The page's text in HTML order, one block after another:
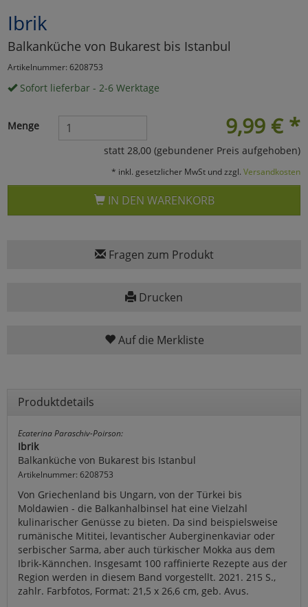
Ibrik
Balkanküche von Bukarest bis Istanbul
Artikelnummer: 6208753
Sofort lieferbar - 2-6 Werktage
9,99 € *
Menge
statt 28,00 (gebundener Preis aufgehoben)
* inkl. gesetzlicher MwSt und zzgl. Versandkosten
IN DEN WARENKORB
Fragen zum Produkt
Drucken
Auf die Merkliste
Produktdetails
Ecaterina Paraschiv-Poirson:
Ibrik
Balkanküche von Bukarest bis Istanbul
Artikelnummer: 6208753
Von Griechenland bis Ungarn, von der Türkei bis
Moldawien - die Balkanhalbinsel hat eine Vielzahl
kulinarischer Genüsse zu bieten. Da sind beispielsweise
rumänische Mititei, levantischer Auberginenkaviar oder
serbischer Sarma, aber auch türkischer Mokka aus dem
Ibrik-Kännchen. Insgesamt 100 raffinierte Rezepte aus der
Region werden in diesem Band vorgestellt. 2021. 215 S.,
zahlr. Farbfotos, Format: 21,5 x 26,6 cm, geb. Avus.
Marketing
Umfragetools
Cookies
Alle Akzeptieren
Cookies
Einstellungen speichern
zurückzu Haupptseite